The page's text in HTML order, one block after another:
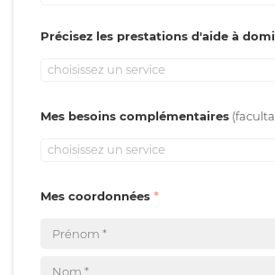
Précisez les prestations d'aide à
choisissez un service
Mes besoins complémentaires
choisissez un service
Mes coordonnées